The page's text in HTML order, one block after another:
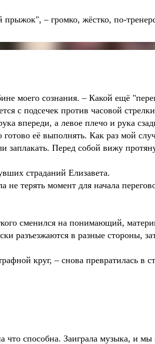
– громко, жёстко, по-
моего сознания. – Какой ещё
с подсечек против часовой
впереди, а левое плечо и рука
готово её выполнять. Как раз мой
Перед собой вижу
страданий Елизавета.
терять момент для начала
сменился на понимающий,
разъезжаются в разные стороны,
круг, – снова превратилась в
что способна. Заиграла музыка, и мы